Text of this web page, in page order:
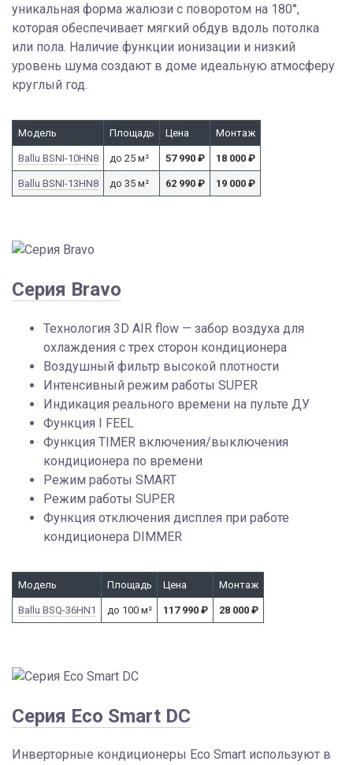
уникальная форма жалюзи с поворотом на 180°,
которая обеспечивает мягкий обдув вдоль потолка
или пола. Наличие функции ионизации и низкий
уровень шума создают в доме идеальную атмосферу
круглый год.
Модель Площадь Цена Монтаж
Ballu BSNI-10HN8 до 25 м² 57 990 ₽ 18 000 ₽
Ballu BSNI-13HN8 до 35 м² 62 990 ₽ 19 000 ₽
Серия Bravo
Технология 3D AIR flow — забор воздуха для
охлаждения с трех сторон кондиционера
Воздушный фильтр высокой плотности
Интенсивный режим работы SUPER
Индикация реального времени на пульте ДУ
Функция I FEEL
Функция TIMER включения/выключения
кондиционера по времени
Режим работы SMART
Режим работы SUPER
Функция отключения дисплея при работе
кондиционера DIMMER
Модель Площадь Цена Монтаж
Ballu BSQ-36HN1 до 100 м² 117 990 ₽ 28 000 ₽
Серия Eco Smart DC
Инверторные кондиционеры Eco Smart используют в